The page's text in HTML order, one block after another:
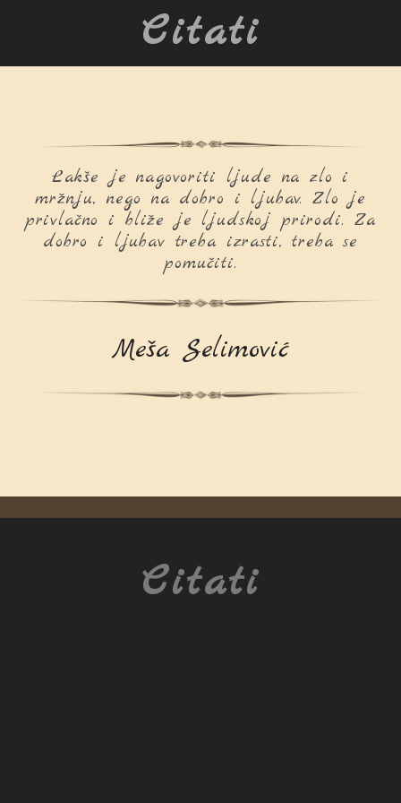
Citati
Lakše je nagovoriti ljude na zlo i
mržnju, nego na dobro i ljubav. Zlo je
privlačno i bliže je ljudskoj prirodi. Za
dobro i ljubav treba izrasti, treba se
pomučiti.
Meša Selimović
Citati